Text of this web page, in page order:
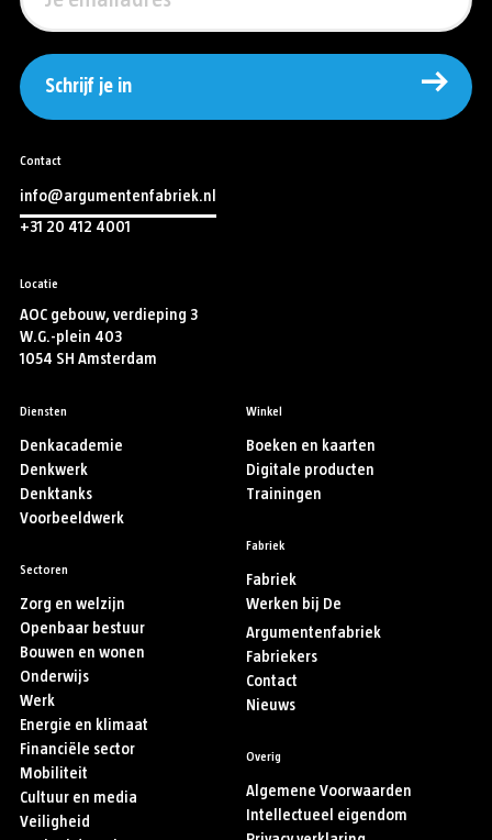
Schrijf je in
Contact
info@argumentenfabriek.nl
+31 20 412 4001
Locatie
AOC gebouw, verdieping 3
W.G.-plein 403
1054 SH Amsterdam
Diensten
Denkacademie
Denkwerk
Denktanks
Voorbeeldwerk
Sectoren
Zorg en welzijn
Openbaar bestuur
Bouwen en wonen
Onderwijs
Werk
Energie en klimaat
Financiële sector
Mobiliteit
Cultuur en media
Veiligheid
Winkel
Boeken en kaarten
Digitale producten
Trainingen
Fabriek
Fabriek
Werken bij De
Argumentenfabriek
Fabriekers
Contact
Nieuws
Overig
Algemene Voorwaarden
Intellectueel eigendom